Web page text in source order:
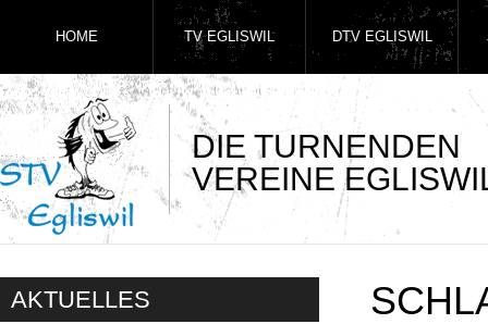
DIE TURNENDEN
VEREINE
HOME TV EGLISWIL DTV EGLISWIL
AKTUELLES